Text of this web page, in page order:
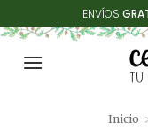
al
contenido
ENVÍOS
Inicio